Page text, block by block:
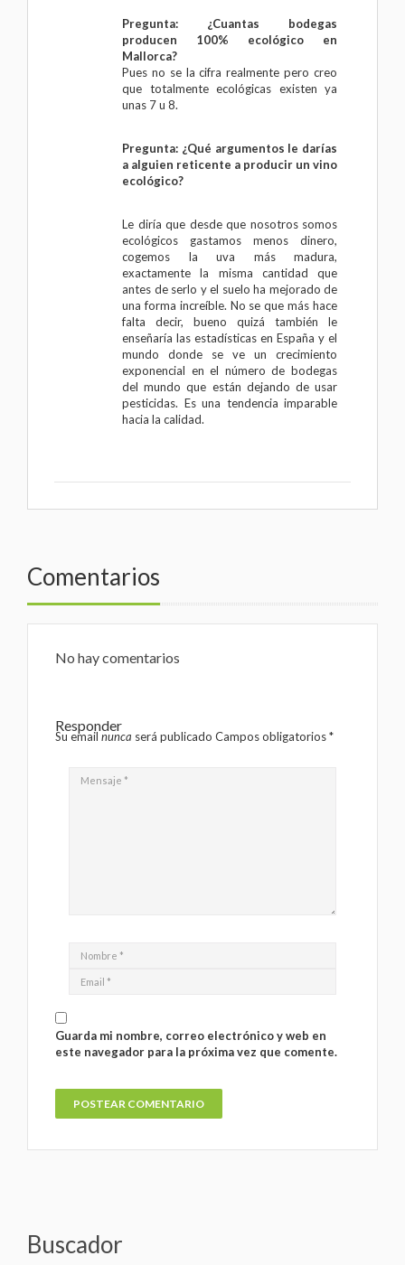
Pregunta: ¿Cuantas bodegas
producen 100% ecológico en
Mallorca?
Pues no se la cifra realmente pero creo
que totalmente ecológicas existen ya
unas 7 u 8.
Pregunta: ¿Qué argumentos le darías
a alguien reticente a producir un vino
ecológico?
Le diría que desde que nosotros somos
ecológicos gastamos menos dinero,
cogemos la uva más madura,
exactamente la misma cantidad que
antes de serlo y el suelo ha mejorado de
una forma increíble. No se que más hace
falta decir, bueno quizá también le
enseñaría las estadísticas en España y el
mundo donde se ve un crecimiento
exponencial en el número de bodegas
del mundo que están dejando de usar
pesticidas. Es una tendencia imparable
hacia la calidad.
Comentarios
No hay comentarios
Responder
Su email nunca será publicado Campos obligatorios*
Guarda mi nombre, correo electrónico y web en
este navegador para la próxima vez que comente.
Buscador